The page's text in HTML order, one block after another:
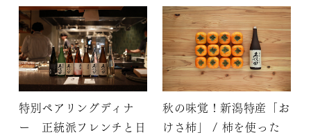
化
特別ペアリングディナ
ー 正統派フレンチと日
秋の味覚！新潟特産「お
けさ柿」 / 柿を使った